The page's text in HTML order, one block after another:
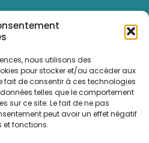
nous utilisons des
pour stocker et/ou accéder aux
fait de consentir à ces technologies
telles que le comportement
sur ce site. Le fait de ne pas
peut avoir un effet négatif
et fonctions.